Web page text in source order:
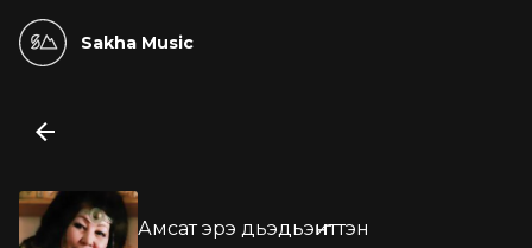
Sakha Music
Амсат эрэ дьэдьэҥҥиттэн